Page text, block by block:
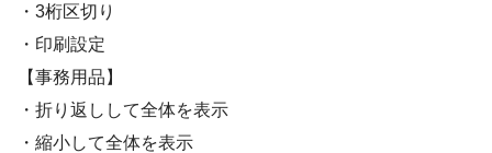
・3桁区切り
・印刷設定
【事務用品】
・折り返しして全体を表示
・縮小して全体を表示